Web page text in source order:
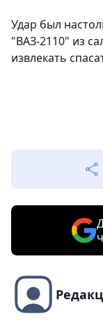
Удар был
"ВАЗ-2110" из
извлекать